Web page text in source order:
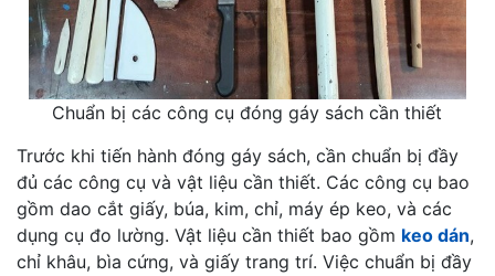
Chuẩn bị các công cụ đóng gáy sách cần thiết
Trước khi tiến hành đóng gáy sách, cần chuẩn bị đầy
đủ các công cụ và vật liệu cần thiết. Các công cụ bao
gồm dao cắt giấy, búa, kim, chỉ, máy ép keo, và các
dụng cụ đo lường. Vật liệu cần thiết bao gồm keo dán,
chỉ khâu, bìa cứng, và giấy trang trí. Việc chuẩn bị đầy